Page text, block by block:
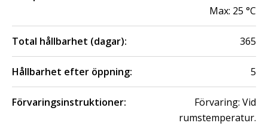
Max: 25 °C
Total hållbarhet (dagar): 365
Hållbarhet efter öppning: 5
Förvaringsinstruktioner:
Förvaring: Vid
rumstemperatur.